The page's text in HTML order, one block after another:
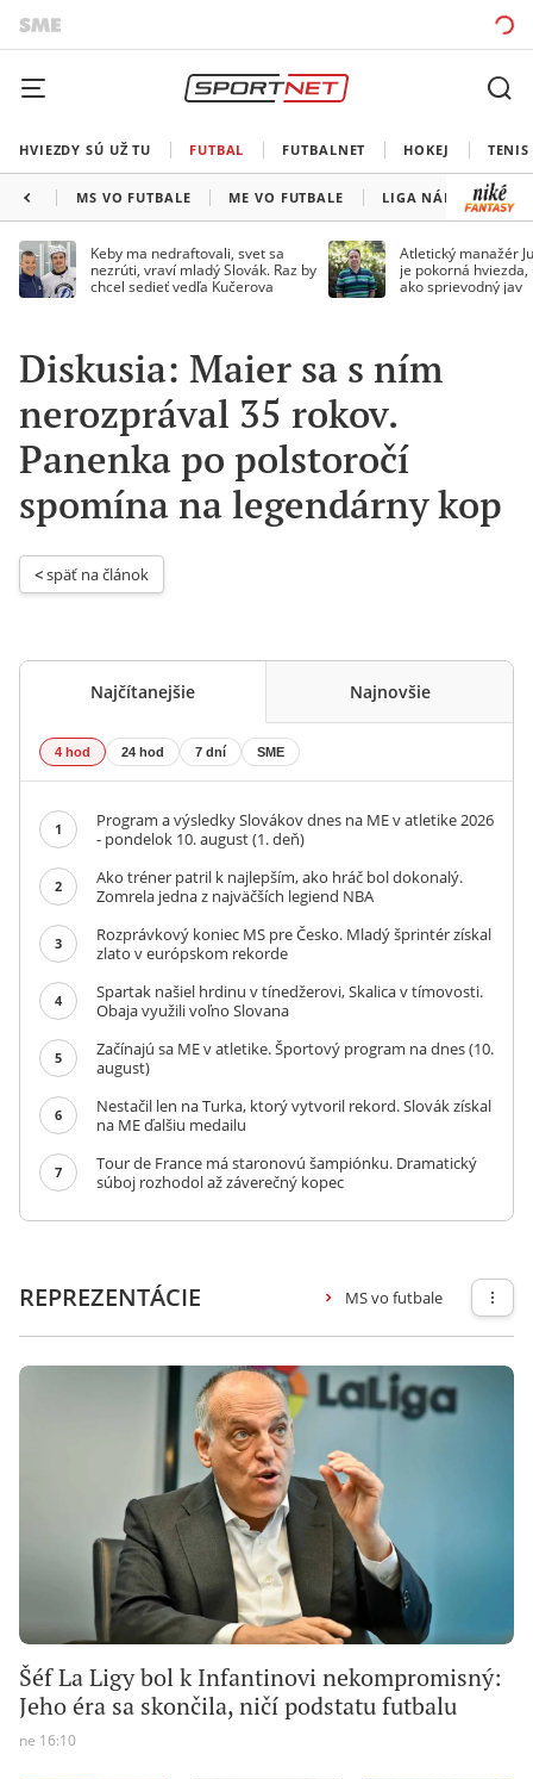
HVIEZDY SÚ UŽ TU FUTBAL FUTBALNET HOKEJ TENIS
MS VO FUTBALE ME VO FUTBALE LIGA NÁRODOV
Keby ma nedraftovali, svet sa
nezrúti, vraví mladý Slovák. Raz by
chcel sedieť vedľa Kučerova
Atletický manažér
je pokorná
ako sprievodný jav
Diskusia: Maier sa s ním
nerozprával 35 rokov.
Panenka po polstoročí
spomína na legendárny kop
< späť na článok
Najčítanejšie Najnovšie
4 hod 24 hod 7 dní SME
1
Program a výsledky Slovákov dnes na ME v atletike 2026
- pondelok 10. august (1. deň)
2
Ako tréner patril k najlepším, ako hráč bol dokonalý.
Zomrela jedna z najväčších legiend NBA
3
Rozprávkový koniec MS pre Česko. Mladý šprintér získal
zlato v európskom rekorde
4
Spartak našiel hrdinu v tínedžerovi, Skalica v tímovosti.
Obaja využili voľno Slovana
5
Začínajú sa ME v atletike. Športový program na dnes (10.
august)
6
Nestačil len na Turka, ktorý vytvoril rekord. Slovák získal
na ME ďalšiu medailu
7
Tour de France má staronovú šampiónku. Dramatický
súboj rozhodol až záverečný kopec
REPREZENTÁCIE MS vo futbale
Šéf La Ligy bol k Infantinovi nekompromisný:
Jeho éra sa skončila, ničí podstatu futbalu
ne 16:10